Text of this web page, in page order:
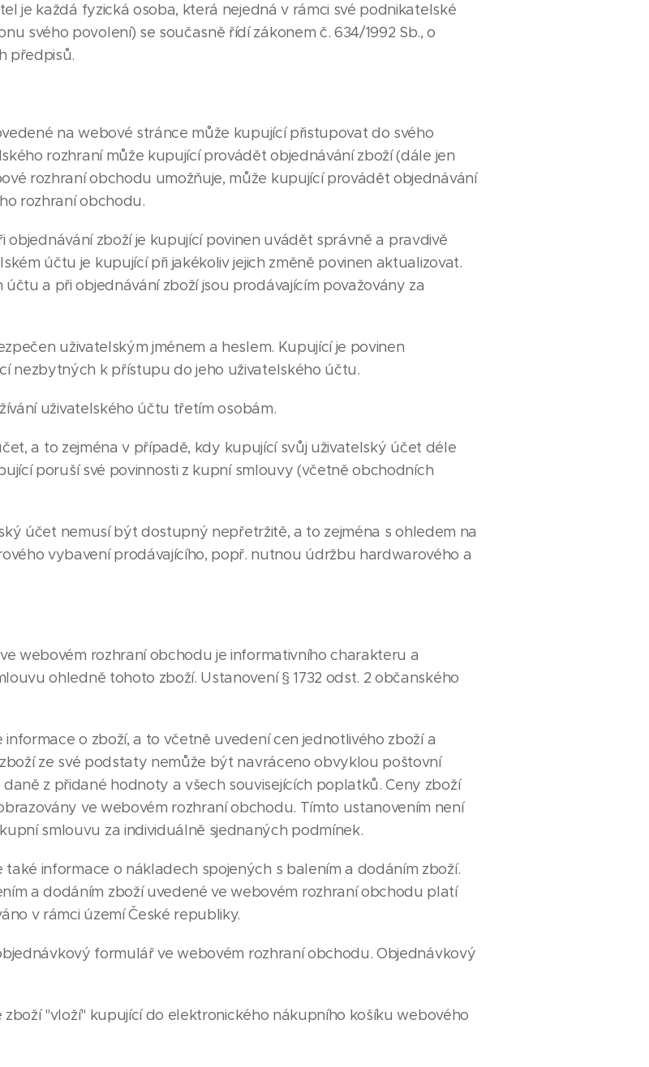
je každá fyzická osoba, která nejedná v rámci své podnikatelské
svého povolení) se současně řídí zákonem č. 634/1992 Sb., o
předpisů.
na webové stránce může kupující přistupovat do svého
rozhraní může kupující provádět objednávání zboží (dále jen
rozhraní obchodu umožňuje, může kupující provádět objednávání
rozhraní obchodu.
objednávání zboží je kupující povinen uvádět správně a pravdivě
účtu je kupující při jakékoliv jejich změně povinen aktualizovat.
a při objednávání zboží jsou prodávajícím považovány za
uživatelským jménem a heslem. Kupující je povinen
nezbytných k přístupu do jeho uživatelského účtu.
uživatelského účtu třetím osobám.
a to zejména v případě, kdy kupující svůj uživatelský účet déle
poruší své povinnosti z kupní smlouvy (včetně obchodních
účet nemusí být dostupný nepřetržitě, a to zejména s ohledem na
vybavení prodávajícího, popř. nutnou údržbu hardwarového a
webovém rozhraní obchodu je informativního charakteru a
ohledně tohoto zboží. Ustanovení § 1732 odst. 2 občanského
o zboží, a to včetně uvedení cen jednotlivého zboží a
ze své podstaty nemůže být navráceno obvyklou poštovní
z přidané hodnoty a všech souvisejících poplatků. Ceny zboží
ve webovém rozhraní obchodu. Tímto ustanovením není
smlouvu za individuálně sjednaných podmínek.
informace o nákladech spojených s balením a dodáním zboží.
a dodáním zboží uvedené ve webovém rozhraní obchodu platí
v rámci území České republiky.
formulář ve webovém rozhraní obchodu. Objednávkový
"vloží" kupující do elektronického nákupního košíku webového